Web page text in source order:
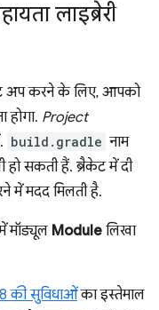
लाइब्रेरी
सेट अप करने के लिए, आपको
होगा. Project
build.gradle नाम
हो सकती हैं. ब्रैकेट में दी
में मदद मिलती है.
मॉड्यूल Module लिखा
की सुविधाओंका इस्तेमाल